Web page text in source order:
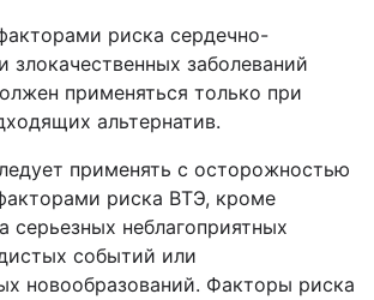
риска сердечно-
злокачественных заболеваний
применяться только при
альтернатив.
применять с осторожностью
риска ВТЭ, кроме
серьезных неблагоприятных
событий или
новообразований. Факторы риска